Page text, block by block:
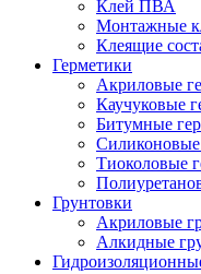
Клей ПВА
Монтажные
Клеящие
Герметики
Акриловые
Каучуковые
Битумные
Силиконовые
Тиоколовые
Грунтовки
Акриловые
Алкидные